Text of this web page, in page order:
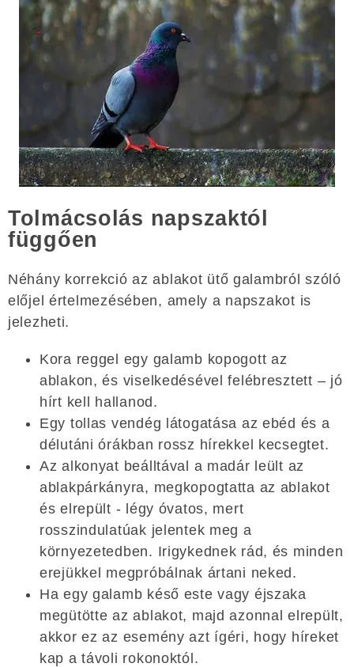
Tolmácsolás napszaktól
függően
Néhány korrekció az ablakot ütő galambról szóló
előjel értelmezésében, amely a napszakot is
jelezheti.
Kora reggel egy galamb kopogott az
ablakon, és viselkedésével felébresztett – jó
hírt kell hallanod.
Egy tollas vendég látogatása az ebéd és a
délutáni órákban rossz hírekkel kecsegtet.
Az alkonyat beálltával a madár leült az
ablakpárkányra, megkopogtatta az ablakot
és elrepült - légy óvatos, mert
rosszindulatúak jelentek meg a
környezetedben. Irigykednek rád, és minden
erejükkel megpróbálnak ártani neked.
Ha egy galamb késő este vagy éjszaka
megütötte az ablakot, majd azonnal elrepült,
akkor ez az esemény azt ígéri, hogy híreket
kap a távoli rokonoktól.